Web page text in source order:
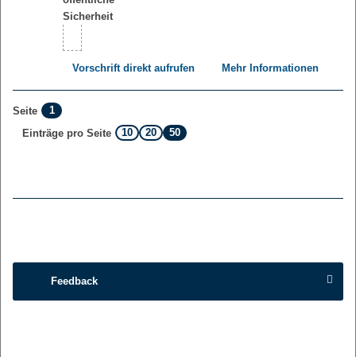
Vorschrift direkt aufrufen Mehr Informationen
Seite
1
Einträge pro Seite
10 20 50
Feedback